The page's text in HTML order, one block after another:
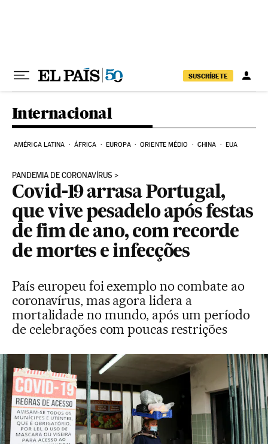
SUSCRÍBETE
Internacional
AMÉRICA LATINA ÁFRICA EUROPA ORIENTE MÉDIO CHINA EUA
PANDEMIA DE CORONAVÍRUS
Covid-19 arrasa Portugal,
que vive pesadelo após festas
de fim de ano, com recorde
de mortes e infecções
País europeu foi exemplo no combate ao
coronavírus, mas agora lidera a
mortalidade no mundo, após um período
de celebrações com poucas restrições